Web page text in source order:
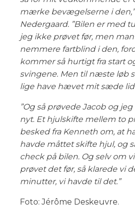
mærke bevægelserne i
Nedergaard. ”Bilen er med
jeg ikke prøvet før, men
nemmere fartblind i den,
kommer så hurtigt fra start
svingene. Men til næste løb
lige have hævet mit sæde
”Og så prøvede Jacob og
nyt. Et hjulskifte mellem to
besked fra Kenneth om, at
havde måttet skifte hjul, og
check på bilen. Og selv om
prøvet det før, så klarede vi
minutter, vi havde til det.”
Foto: Jérôme Deskeuvre.